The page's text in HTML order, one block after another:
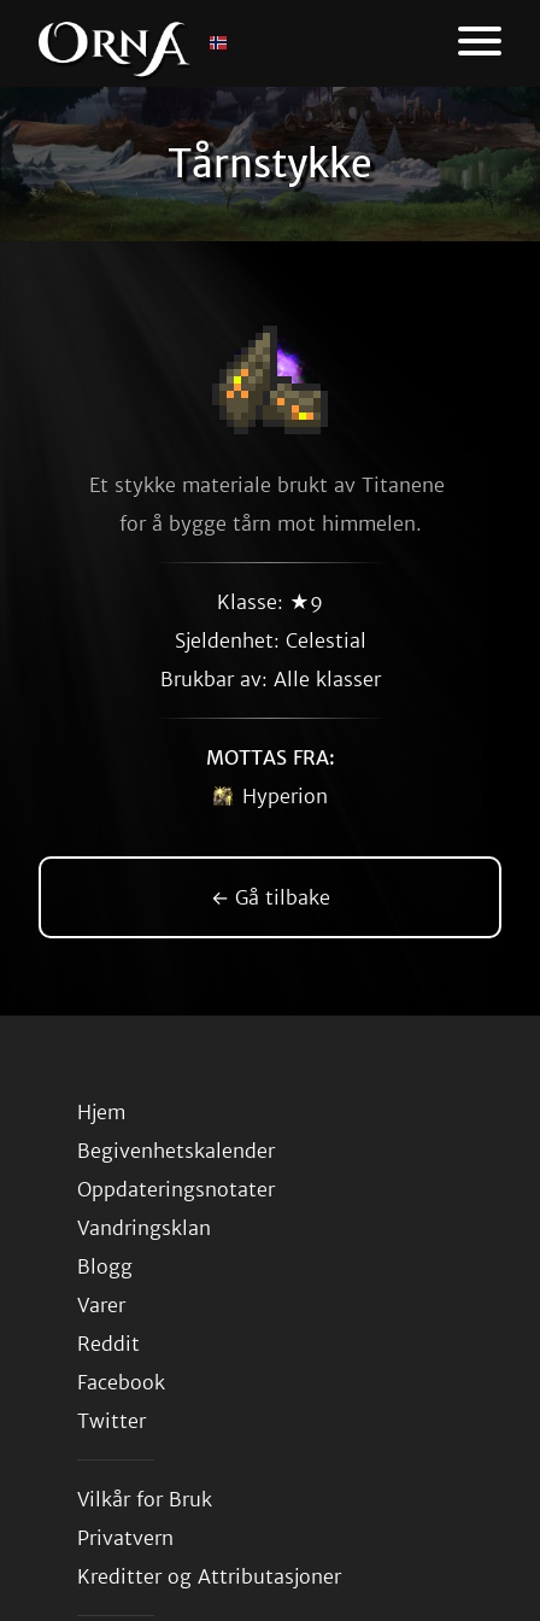
Tårnstykke
Et stykke materiale brukt av Titanene
for å bygge tårn mot himmelen.
Klasse: ★9
Sjeldenhet: Celestial
Brukbar av: Alle klasser
MOTTAS FRA:
Hyperion
← Gå tilbake
Hjem
Begivenhetskalender
Oppdateringsnotater
Vandringsklan
Blogg
Varer
Reddit
Facebook
Twitter
Vilkår for Bruk
Privatvern
Kreditter og Attributasjoner